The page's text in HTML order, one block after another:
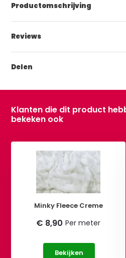
Productomschrijving
Reviews
Delen
Klanten die dit product
bekeken ook
Minky Fleece Creme
€ 8,90 Per meter
Bekijken